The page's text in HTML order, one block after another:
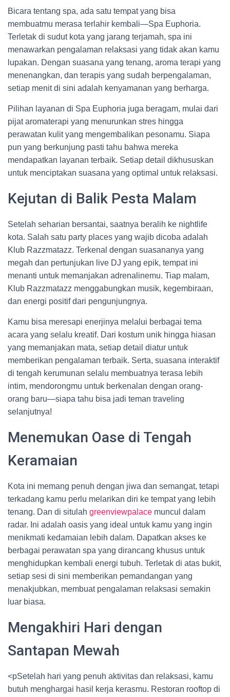
Bicara tentang spa, ada satu tempat yang bisa
membuatmu merasa terlahir kembali—Spa Euphoria.
Terletak di sudut kota yang jarang terjamah, spa ini
menawarkan pengalaman relaksasi yang tidak akan kamu
lupakan. Dengan suasana yang tenang, aroma terapi yang
menenangkan, dan terapis yang sudah berpengalaman,
setiap menit di sini adalah kenyamanan yang berharga.
Pilihan layanan di Spa Euphoria juga beragam, mulai dari
pijat aromaterapi yang menurunkan stres hingga
perawatan kulit yang mengembalikan pesonamu. Siapa
pun yang berkunjung pasti tahu bahwa mereka
mendapatkan layanan terbaik. Setiap detail dikhususkan
untuk menciptakan suasana yang optimal untuk relaksasi.
Kejutan di Balik Pesta Malam
Setelah seharian bersantai, saatnya beralih ke nightlife
kota. Salah satu party places yang wajib dicoba adalah
Klub Razzmatazz. Terkenal dengan suasananya yang
megah dan pertunjukan live DJ yang epik, tempat ini
menanti untuk memanjakan adrenalinemu. Tiap malam,
Klub Razzmatazz menggabungkan musik, kegembiraan,
dan energi positif dari pengunjungnya.
Kamu bisa meresapi enerjinya melalui berbagai tema
acara yang selalu kreatif. Dari kostum unik hingga hiasan
yang memanjakan mata, setiap detail diatur untuk
memberikan pengalaman terbaik. Serta, suasana interaktif
di tengah kerumunan selalu membuatnya terasa lebih
intim, mendorongmu untuk berkenalan dengan orang-
orang baru—siapa tahu bisa jadi teman traveling
selanjutnya!
Menemukan Oase di Tengah
Keramaian
Kota ini memang penuh dengan jiwa dan semangat, tetapi
terkadang kamu perlu melarikan diri ke tempat yang lebih
tenang. Dan di situlah greenviewpalace muncul dalam
radar. Ini adalah oasis yang ideal untuk kamu yang ingin
menikmati kedamaian lebih dalam. Dapatkan akses ke
berbagai perawatan spa yang dirancang khusus untuk
menghidupkan kembali energi tubuh. Terletak di atas bukit,
setiap sesi di sini memberikan pemandangan yang
menakjubkan, membuat pengalaman relaksasi semakin
luar biasa.
Mengakhiri Hari dengan
Santapan Mewah
<pSetelah hari yang penuh aktivitas dan relaksasi, kamu
butuh menghargai hasil kerja kerasmu. Restoran rooftop di